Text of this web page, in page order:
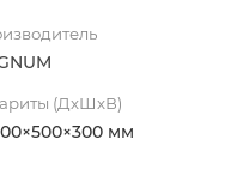
(ДхШхВ)
мм